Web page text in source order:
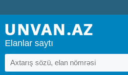
Elanlar saytı